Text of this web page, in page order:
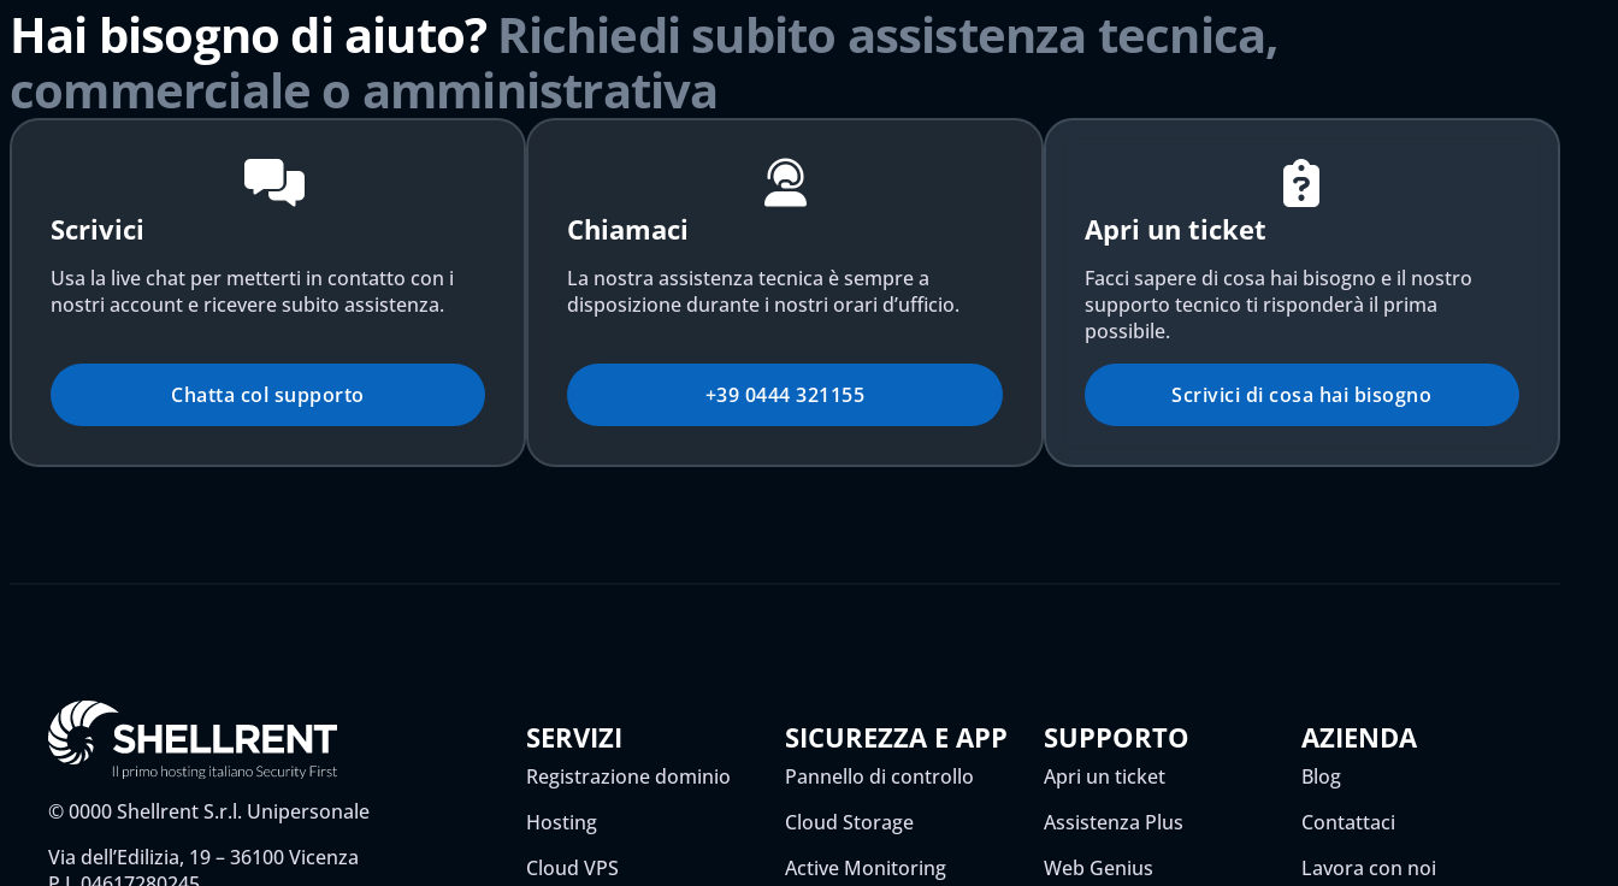
Hai bisogno di aiuto? Richiedi subito assistenza tecnica,
commerciale o amministrativa
Scrivici
Usa la live chat per metterti in contatto con i
nostri account e ricevere subito assistenza.
Chatta col supporto
Chiamaci
La nostra assistenza tecnica è sempre a
disposizione durante i nostri orari d’ufficio.
+39 0444 321155
Apri un ticket
Facci sapere di cosa hai bisogno e il nostro
supporto tecnico ti risponderà il prima
possibile.
Scrivici di cosa hai bisogno
©0000Shellrent S.r.l. Unipersonale
Via dell’Edilizia, 19 – 36100 Vicenza
SERVIZI
Registrazione dominio
Hosting
Cloud VPS
SICUREZZA E APP
Pannello di controllo
Cloud Storage
Active Monitoring
SUPPORTO
Apri un ticket
Assistenza Plus
Web Genius
AZIENDA
Blog
Contattaci
Lavora con noi